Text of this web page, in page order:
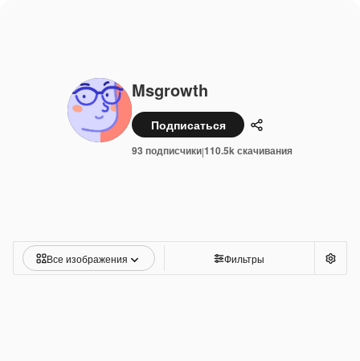
Msgrowth
Подписаться Поделиться
93 подписчики|110.5k скачивания
Все изображения Фильтры